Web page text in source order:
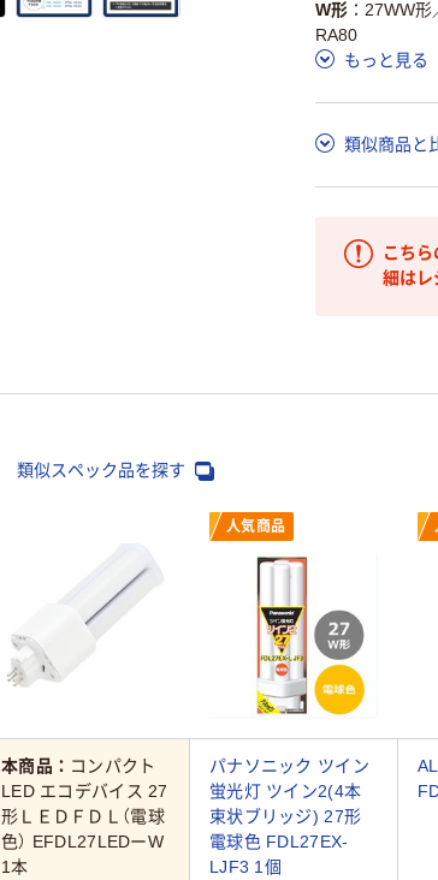
W形
27WW形
RA80
もっと見る
類似商品と
こち
細はレ
類似スペック品を探す
人気商品
本商品： コンパクト
LED エコデバイス 27
形ＬＥＤＦＤＬ（電球
色） EFDL27LEDーW
1本
パナソニック ツイン
蛍光灯 ツイン2(4本
束状ブリッジ) 27形
電球色 FDL27EX-
LJF3 1個